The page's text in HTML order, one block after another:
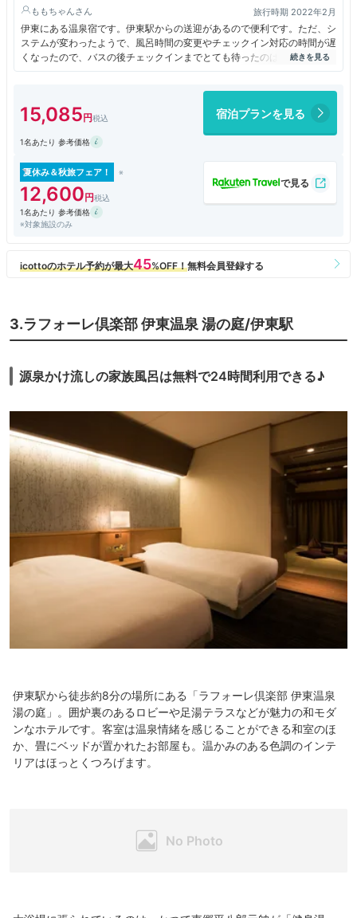
ももちゃん 旅行時期 2022年2月
伊東にある温泉宿です。伊東駅からの送迎があるので便利です。ただ、シ
ステムが変わったようで、風呂時間の変更やチェックイン対応の時間が遅
くなったので、バスの後チェックインまでとても待ったのは残念です。お
部屋は広く満足。お風呂は混んでいたのでゆっくりできず、サウナも人数
15,085 宿泊プランを見る
1名あたり 参考価格
夏休み＆秋旅フェア！
12,600
1名あたり 参考価格
※対象施設のみ
3.ラフォーレ倶楽部 伊東温泉 湯の庭/伊東駅
源泉かけ流しの家族風呂は無料で24時間利用できる♪
伊東駅から徒歩約8分の場所にある「ラフォーレ倶楽部 伊東温泉
湯の庭」。囲炉裏のあるロビーや足湯テラスなどが魅力の和モダ
ンなホテルです。客室は温泉情緒を感じることができる和室のほ
か、畳にベッドが置かれたお部屋も。温かみのある色調のインテ
リアはほっとくつろげます。